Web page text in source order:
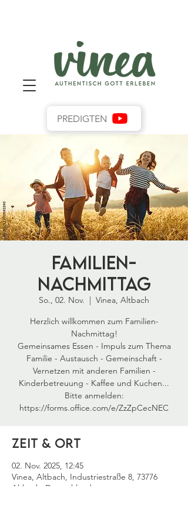
PREDIGTEN
Familien-
Nachmittag
So., 02. Nov.
  |
Vinea, Altbach
Herzlich willkommen zum Familien-
Nachmittag!
Gemeinsames Essen - Impuls zum Thema
Familie - Austausch - Gemeinschaft -
Vernetzen mit anderen Familien -
Kinderbetreuung - Kaffee und Kuchen...
Bitte anmelden:
Zeit & Ort
02. Nov. 2025, 12:45
Vinea, Altbach, Industriestraße 8, 73776
Altbach, Deutschland